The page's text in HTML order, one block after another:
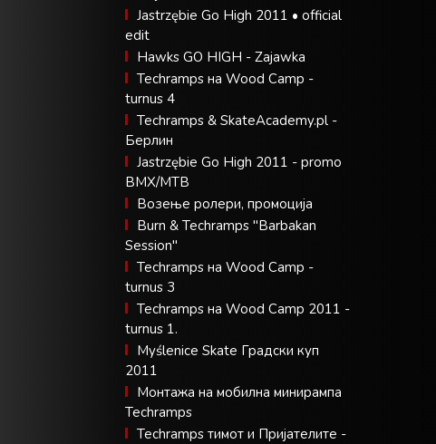
Jastrzębie Go High 2011 • official
edit
Hawks GO HIGH - Zajawka
Techramps на Wood Camp -
turnus 4
Techramps & SkateAcademy.pl -
Берлин
Jastrzębie Go High 2011 - promo
BMX/MTB
Возење ролери, промоција
Burn & Techramps "Barbakan
Session"
Techramps на Wood Camp -
turnus 3
Techramps на Wood Camp 2011 -
turnus 1.
Myślenice Skate Градски куп
2011
Монтажа на мобилна минирампа
Techramps
Techramps тимот и Пријателите -